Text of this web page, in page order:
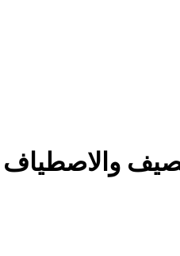
والاصطياف